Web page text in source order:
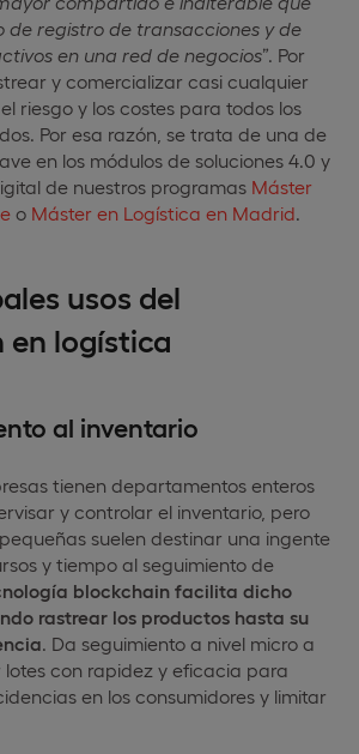
de registro de transacciones y de
en una red de negocios”. Por
y comercializar casi cualquier
riesgo y los costes para todos los
Por esa razón, se trata de una de
en los módulos de soluciones 4.0 y
de nuestros programas Máster
o Máster en Logística en Madrid
usos del
en logística
al inventario
tienen departamentos enteros
y controlar el inventario, pero
suelen destinar una ingente
y tiempo al seguimiento de
blockchain facilita dicho
rastrear los productos hasta su
. Da seguimiento a nivel micro a
lotes con rapidez y eficacia para
en los consumidores y limitar